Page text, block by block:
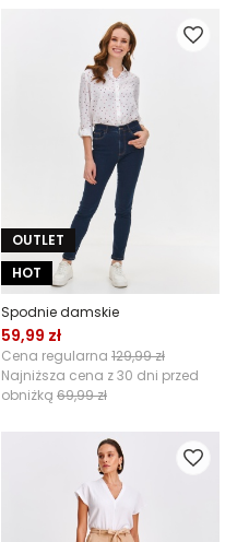
OUTLET
HOT
Spodnie damskie
59,99 zł
Cena regularna 129,99 zł
Najniższa cena z 30 dni przed
obniżką 69,99 zł